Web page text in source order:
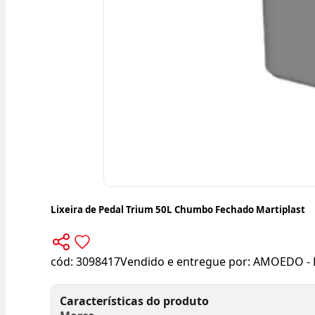
Lixeira de Pedal Trium 50L Chumbo Fechado Martiplast
cód: 3098417Vendido e entregue por: AMOEDO -
Características do produto